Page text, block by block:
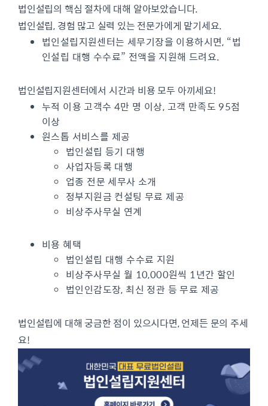
법인설립의 핵심 절차에 대해 알아보았습니다.
법인설립, 경험 많고 실력 있는 전문가에게 맡기세요.
법인설립지원센터는 세무기장을 이용하시면, “법
인설립 대행 수수료” 전액을 지원해 드려요.
법인설립지원센터에서 시간과 비용 모두 아끼세요!
누적 이용 고객수 4만 명 이상, 고객 만족도 95점
이상
원스톱 서비스를 제공
법인설립 등기 대행
사업자등록 대행
업종 전문 세무사 소개
정부지원금 컨설팅 무료 제공
비상주사무실 연계
비용 혜택
법인설립 대행 수수료 지원
비상주사무실 월 10,000원씩 1년간 할인
법인인감도장, 최신 정관 등 무료 제공
법인설립에 대해 궁금한 점이 있으시다면, 언제든 문의 주세
요!